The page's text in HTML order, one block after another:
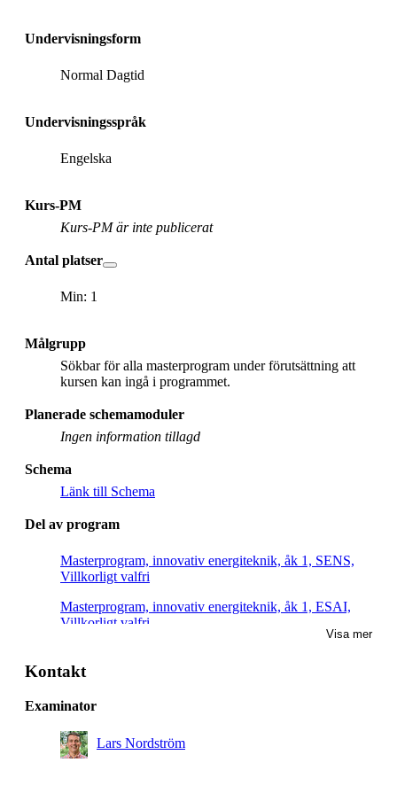
Undervisningsform
Normal Dagtid
Undervisningsspråk
Engelska
Kurs-PM
Kurs-PM är inte publicerat
Antal platser
Min: 1
Målgrupp
Sökbar för alla masterprogram under förutsättning att
kursen kan ingå i programmet.
Planerade schemamoduler
Ingen information tillagd
Schema
Länk till Schema
Del av program
Masterprogram, innovativ energiteknik, åk 1, SENS,
Villkorligt valfri
Masterprogram, innovativ energiteknik, åk 1, ESAI,
Villkorligt valfri
Visa mer
Kontakt
Examinator
Lars Nordström